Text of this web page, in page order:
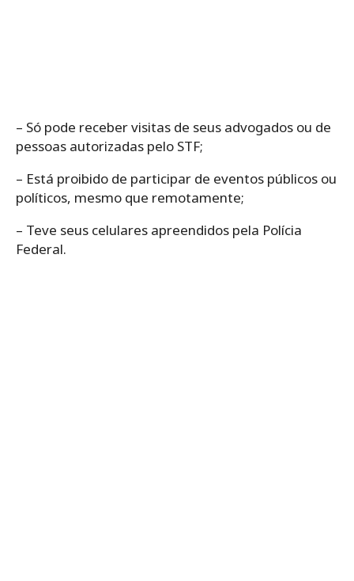
– Só pode receber visitas de seus advogados ou de
pessoas autorizadas pelo STF;
– Está proibido de participar de eventos públicos ou
políticos, mesmo que remotamente;
– Teve seus celulares apreendidos pela Polícia
Federal.